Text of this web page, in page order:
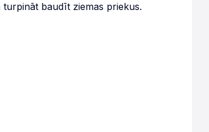
baudīt ziemas priekus.